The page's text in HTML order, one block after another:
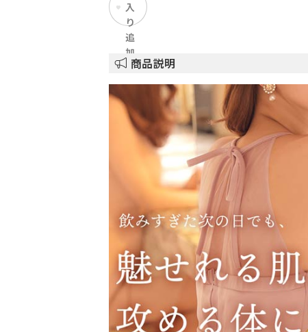
入
り
追
加
商品説明